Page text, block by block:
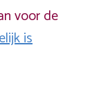
voor de
is